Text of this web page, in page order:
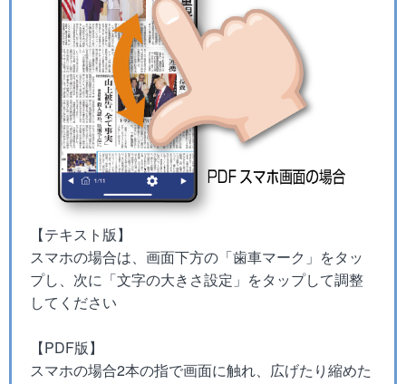
【テキスト版】
スマホの場合は、画面下方の「歯車マーク」をタッ
プし、次に「文字の大きさ設定」をタップして調整
してください
【PDF版】
スマホの場合2本の指で画面に触れ、広げたり縮めた